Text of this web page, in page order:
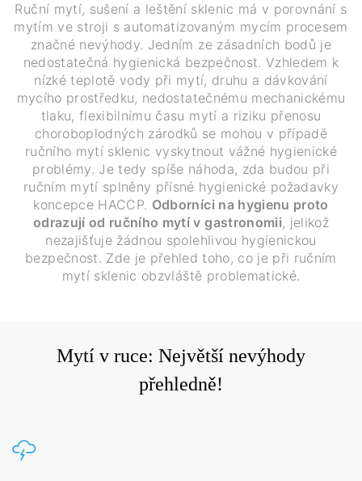
Ruční mytí, sušení a leštění sklenic má v porovnání s
mytím ve stroji s automatizovaným mycím procesem
značné nevýhody. Jedním ze zásadních bodů je
nedostatečná hygienická bezpečnost. Vzhledem k
nízké teplotě vody při mytí, druhu a dávkování
mycího prostředku, nedostatečnému mechanickému
tlaku, flexibilnímu času mytí a riziku přenosu
choroboplodných zárodků se mohou v případě
ručního mytí sklenic vyskytnout vážné hygienické
problémy. Je tedy spíše náhoda, zda budou při
ručním mytí splněny přísné hygienické požadavky
koncepce HACCP. Odborníci na hygienu proto
odrazují od ručního mytí v gastronomii, jelikož
nezajišťuje žádnou spolehlivou hygienickou
bezpečnost. Zde je přehled toho, co je při ručním
mytí sklenic obzvláště problematické.
Mytí v ruce: Největší nevýhody
přehledně!